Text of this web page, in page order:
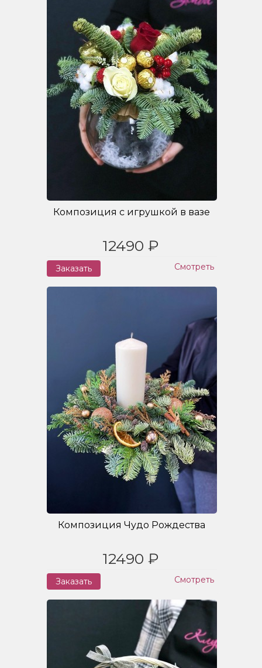
Композиция с игрушкой в вазе
12490 ₽
Заказать Смотреть
Композиция Чудо Рождества
12490 ₽
Заказать Смотреть